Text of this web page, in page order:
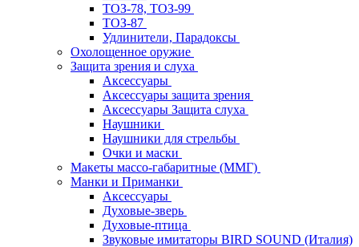
ТОЗ-78, ТОЗ-99
ТОЗ-87
Удлинители, Парадоксы
Охолощенное оружие
Защита зрения и слуха
Аксессуары
Аксессуары защита зрения
Аксессуары Защита слуха
Наушники
Наушники для стрельбы
Очки и маски
Макеты массо-габаритные (ММГ)
Манки и Приманки
Аксессуары
Духовые-зверь
Духовые-птица
Звуковые имитаторы BIRD SOUND (Италия)